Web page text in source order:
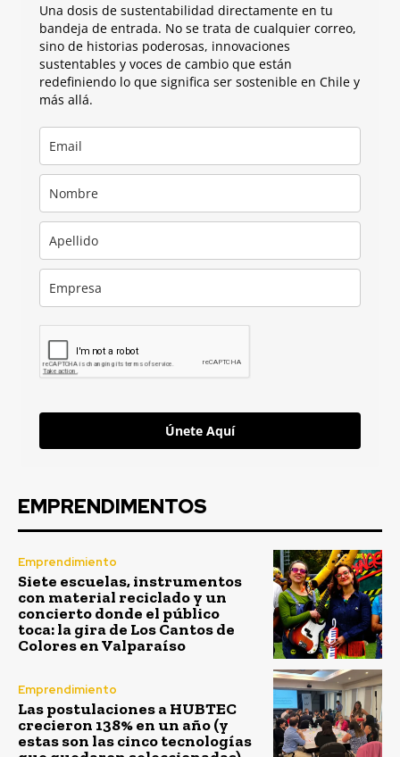
Una dosis de sustentabilidad directamente en tu
bandeja de entrada. No se trata de cualquier correo,
sino de historias poderosas, innovaciones
sustentables y voces de cambio que están
redefiniendo lo que significa ser sostenible en Chile y
más allá.
Únete Aquí
EMPRENDIMENTOS
Emprendimiento
Siete escuelas, instrumentos
con material reciclado y un
concierto donde el público
toca: la gira de Los Cantos de
Colores en Valparaíso
Emprendimiento
Las postulaciones a HUBTEC
crecieron 138% en un año (y
estas son las cinco tecnologías